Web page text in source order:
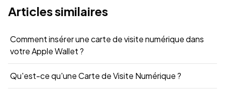
Articles similaires
Comment insérer une carte de visite numérique dans
votre Apple Wallet ?
Qu'est-ce qu'une Carte de Visite Numérique ?